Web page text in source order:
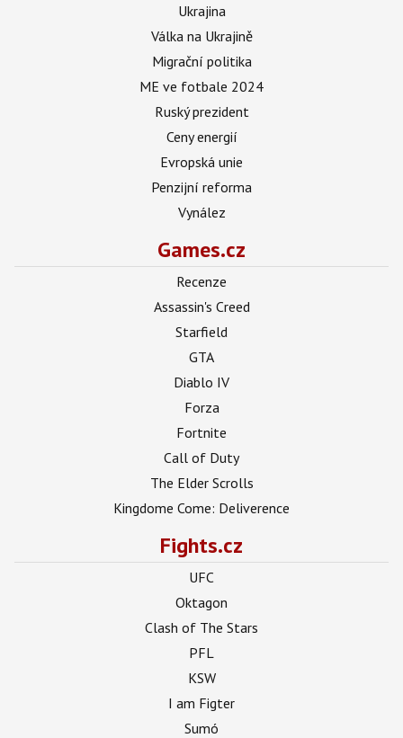
Ukrajina
Válka na Ukrajině
Migrační politika
ME ve fotbale 2024
Ruský prezident
Ceny energií
Evropská unie
Penzijní reforma
Vynález
Games.cz
Recenze
Assassin's Creed
Starfield
GTA
Diablo IV
Forza
Fortnite
Call of Duty
The Elder Scrolls
Kingdome Come: Deliverence
Fights.cz
UFC
Oktagon
Clash of The Stars
PFL
KSW
I am Figter
Sumó